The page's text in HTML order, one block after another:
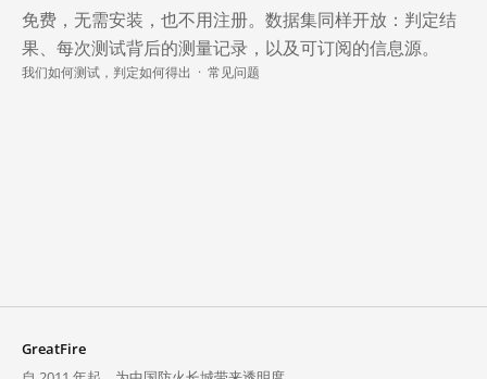
免费，无需安装，也不用注册。数据集同样开放：判定结
果、每次测试背后的测量记录，以及可订阅的信息源。
我们如何测试，判定如何得出 · 常见问题
GreatFire